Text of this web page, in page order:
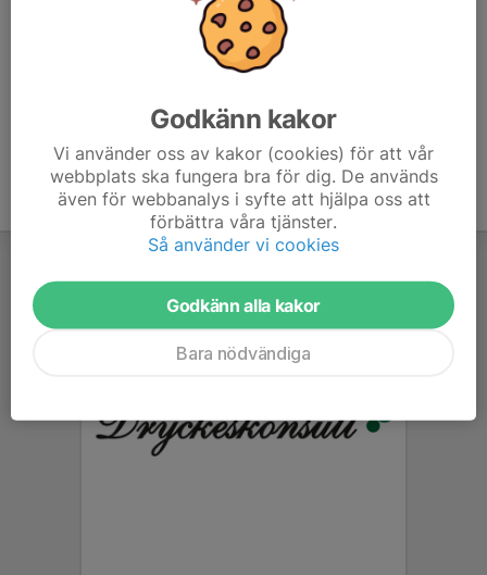
Godkänn kakor
Vi använder oss av kakor (cookies) för att vår
webbplats ska fungera bra för dig. De används
även för webbanalys i syfte att hjälpa oss att
förbättra våra tjänster.
Så använder vi cookies
Godkänn alla kakor
Bara nödvändiga